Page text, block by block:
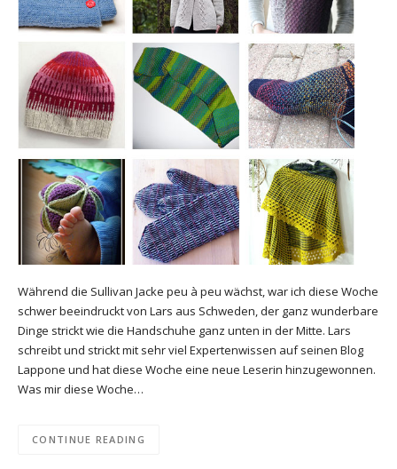
Während die Sullivan Jacke peu à peu wächst, war ich diese Woche
schwer beeindruckt von Lars aus Schweden, der ganz wunderbare
Dinge strickt wie die Handschuhe ganz unten in der Mitte. Lars
schreibt und strickt mit sehr viel Expertenwissen auf seinen Blog
Lappone und hat diese Woche eine neue Leserin hinzugewonnen.
Was mir diese Woche…
CONTINUE READING